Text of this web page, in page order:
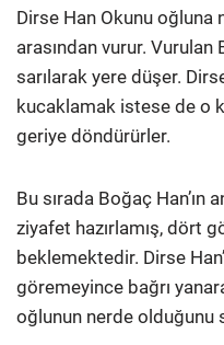
Dirse Han Okunu oğluna
arasından vurur. Vurulan
sarılarak yere düşer.
kucaklamak istese de o
geriye döndürürler.
Bu sırada Boğaç Han’ın
ziyafet hazırlamış, dört
beklemektedir. Dirse
göremeyince bağrı
oğlunun nerde olduğunu